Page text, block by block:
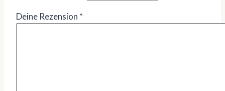
Deine Rezension *